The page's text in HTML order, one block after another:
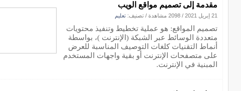
مقدمة إلى تصميم مواقع الويب
21 إبريل 2021 / 2098 مشاهدة / تصنيف: تعليم
تصميم المواقع: هو عملية تخطيط وتنفيذ محتويات
متعددة الوسائط عبر الشبكة (الإنترنت )، بواسطة
أنماط التقنيات كلغات التوصيف المناسبة للعرض
على متصفحات الإنترنت أو بقية واجهات المستخدم
المبنية في الإنترنت.